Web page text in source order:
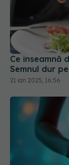
Ce înseamnă
Semnul dur
21 ian 2025, 16:56